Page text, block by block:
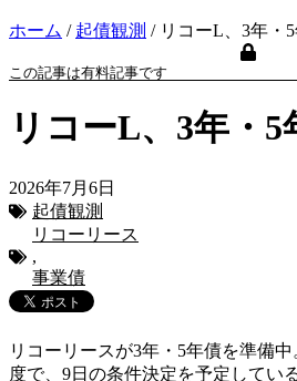
ホーム / 起債観測 / リコーL、3年・
この記事は有料記事です
リコーL、3年・5
2026年7月6日
起債観測
リコーリース
,
事業債
リコーリースが3年・5年債を準備
度で、9日の条件決定を予定している